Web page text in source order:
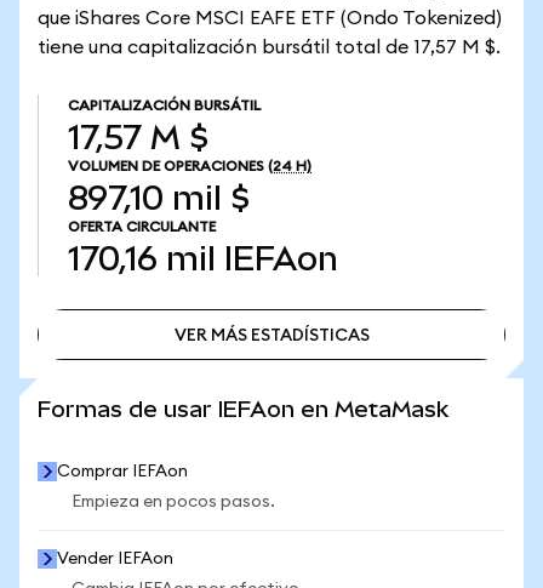
que iShares Core MSCI EAFE ETF (Ondo Tokenized)
tiene una capitalización bursátil total de 17,57 M $.
CAPITALIZACIÓN BURSÁTIL
17,57 M $
VOLUMEN DE OPERACIONES (24 H)
897,10 mil $
OFERTA CIRCULANTE
170,16 mil IEFAon
VER MÁS ESTADÍSTICAS
Formas de usar IEFAon en MetaMask
Comprar IEFAon
Empieza en pocos pasos.
Vender IEFAon